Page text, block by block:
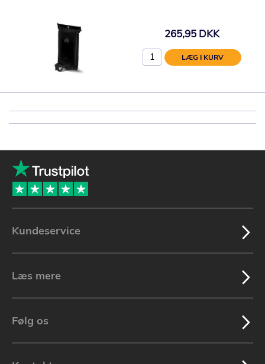
265,95 DKK
LÆG I KURV
Kundeservice
Læs mere
Følg os